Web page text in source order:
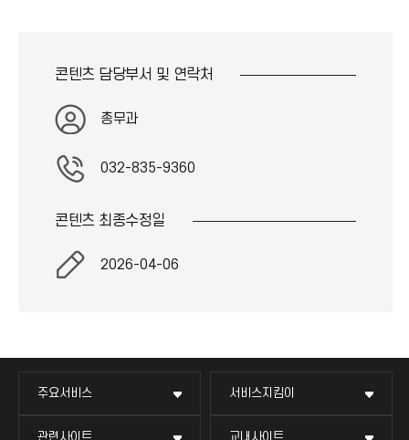
이
콘텐츠 담당부서 및 연락처
총무과
032-835-9360
콘텐츠 최종수정일
2026-04-06
주요서비스 서비스지킴이
관련사이트 교내사이트